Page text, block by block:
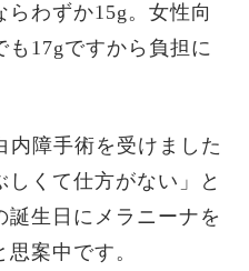
わずか15g。女性向
17gですから負担に
内障手術を受けました
くて仕方がない」と
生日にメラニーナを
案中です。